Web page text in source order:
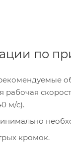
по
рабочая
м/с).
кромок.